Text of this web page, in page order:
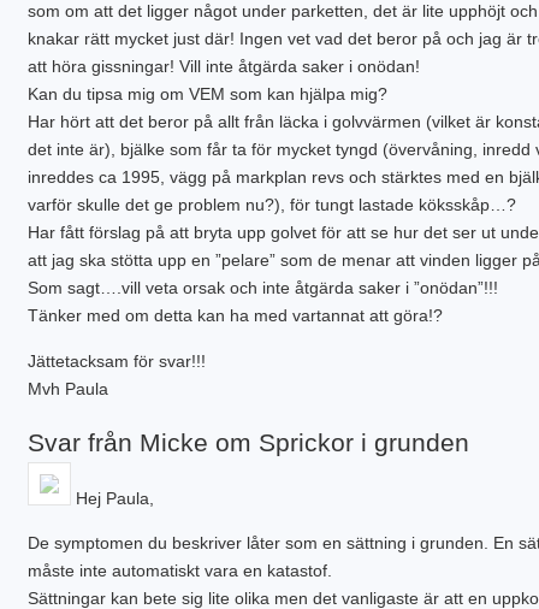
som om att det ligger något under parketten, det är lite upphöjt och
knakar rätt mycket just där! Ingen vet vad det beror på och jag är
att höra gissningar! Vill inte åtgärda saker i onödan!
Kan du tipsa mig om VEM som kan hjälpa mig?
Har hört att det beror på allt från läcka i golvvärmen (vilket är
det inte är), bjälke som får ta för mycket tyngd (övervåning, inredd
inreddes ca 1995, vägg på markplan revs och stärktes med en
varför skulle det ge problem nu?), för tungt lastade köksskåp…?
Har fått förslag på att bryta upp golvet för att se hur det ser ut
att jag ska stötta upp en ”pelare” som de menar att vinden ligger
Som sagt….vill veta orsak och inte åtgärda saker i ”onödan”!!!
Tänker med om detta kan ha med vartannat att göra!?
Jättetacksam för svar!!!
Mvh Paula
Svar från Micke om Sprickor i grunden
Hej Paula,
De symptomen du beskriver låter som en sättning i grunden. En
måste inte automatiskt vara en katastof.
Sättningar kan bete sig lite olika men det vanligaste är att en